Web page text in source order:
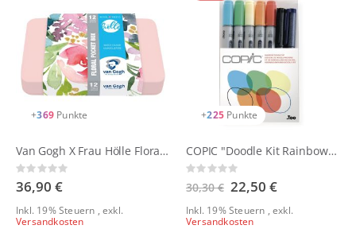
+369 Punkte
Van Gogh X Frau Hölle Floral Pocket Box - 12x 1/2 Näpfchen
Rating:
0%
36,90 €
Inkl. 19% Steuern ,exkl.
Versandkosten
+225 Punkte
COPIC "Doodle Kit Rainbow", 7er Set
Rating:
0%
30,30 € Sonderangebot
22,50 €
Inkl. 19% Steuern ,exkl.
Versandkosten